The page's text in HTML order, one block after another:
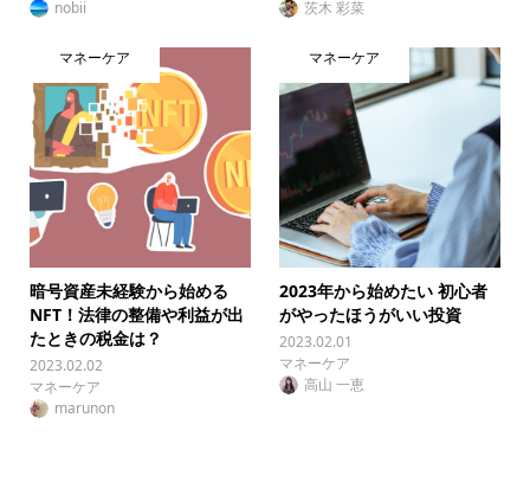
nobii
茨木 彩菜
マネーケア
暗号資産未経験から始める
NFT！法律の整備や利益が出
たときの税金は？
2023.02.02
マネーケア
marunon
マネーケア
2023年から始めたい 初心者
がやったほうがいい投資
2023.02.01
マネーケア
高山 一恵